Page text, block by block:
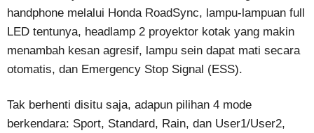
handphone melalui Honda RoadSync, lampu-lampuan full
LED tentunya, headlamp 2 proyektor kotak yang makin
menambah kesan agresif, lampu sein dapat mati secara
otomatis, dan Emergency Stop Signal (ESS).
Tak berhenti disitu saja, adapun pilihan 4 mode
berkendara: Sport, Standard, Rain, dan User1/User2,